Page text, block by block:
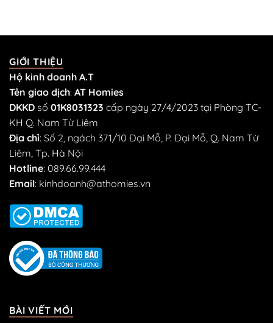
GIỚI THIỆU
Hộ kinh doanh A.T
Tên giao dịch: AT Homies
DKKD số 01K8031323 cấp ngày 27/4/2023 tại Phòng TC-
KH Q. Nam Từ Liêm
Địa chỉ: Số 2, ngách 371/10 Đại Mỗ, P. Đại Mỗ, Q. Nam Từ
Liêm, Tp. Hà Nội
Hotline: 089.66.99.444
Email: kinhdoanh@athomies.vn
BÀI VIẾT MỚI